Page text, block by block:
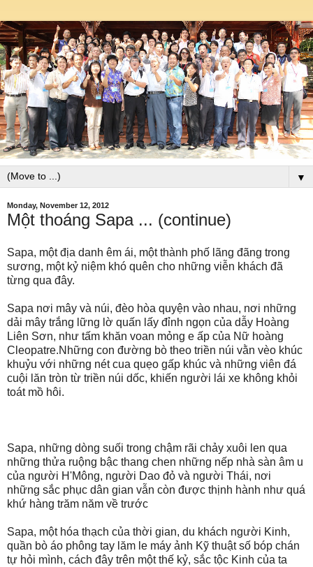
▼
Monday, November 12, 2012
Một thoáng Sapa ... (continue)
Sapa, một địa danh êm ái, một thành phố lãng đãng trong
sương, một kỷ niệm khó quên cho những viễn khách đã
từng qua đây.
Sapa nơi mây và núi, đèo hòa quyện vào nhau, nơi những
dải mây trắng lững lờ quấn lấy đỉnh ngọn của dẫy Hoàng
Liên Sơn, như tấm khăn voan mỏng e ấp của Nữ hoàng
Cleopatre.Những con đường bò theo triền núi vằn vèo khúc
khuỷu với những nét cua quẹo gấp khúc và những viên đá
cuội lăn tròn từ triền núi dốc, khiến người lái xe không khỏi
toát mồ hôi.
Sapa, những dòng suối trong chậm rãi chảy xuôi len qua
những thửa ruộng bậc thang chen những nếp nhà sàn âm u
của người H'Mông, người Dao đỏ và người Thái, nơi
những sắc phục dân gian vẫn còn được thịnh hành như quá
khứ hàng trăm năm về trước
Sapa, một hóa thạch của thời gian, du khách người Kinh,
quần bò áo phông tay lăm le máy ảnh Kỹ thuật số bóp chán
tự hỏi mình, cách đây trên một thế kỷ, sắc tộc Kinh của ta